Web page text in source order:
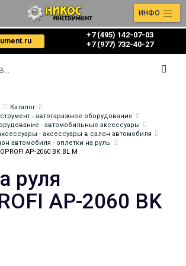
+7 (495) 142-07-03
‎‎+7 (977) 732-40-27
ИНФО
Каталог
- автогаражное оборудование
- автомобильные аксессуары
- аксессуары в салон автомобиля
автомобиля - оплетки на руль
AP-2060 BK BL M
руля
AP-2060 BK